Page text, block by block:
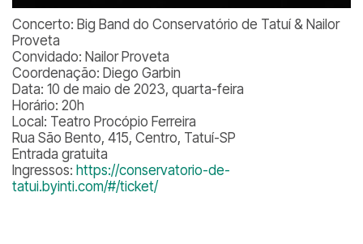
Concerto: Big Band do Conservatório de Tatuí & Nailor
Proveta
Convidado: Nailor Proveta
Coordenação: Diego Garbin
Data: 10 de maio de 2023, quarta-feira
Horário: 20h
Local: Teatro Procópio Ferreira
Rua São Bento, 415, Centro, Tatuí-SP
Entrada gratuita
Ingressos: https://conservatorio-de-
tatui.byinti.com/#/ticket/